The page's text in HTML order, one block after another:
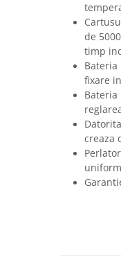
de
timp
Bateria
fixare
creaza